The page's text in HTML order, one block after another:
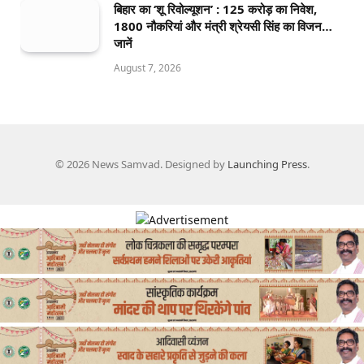
बिहार का ‘शू रिवोल्यूशन’ : 125 करोड़ का निवेश,
1800 नौकरियां और मंत्री श्रेयसी सिंह का विजन…
जानें
August 7, 2026
© 2026 News Samvad. Designed by Launching Press.